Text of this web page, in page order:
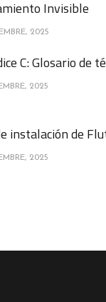
Invisible
2025
C: Glosario de
2025
instalación de
2025